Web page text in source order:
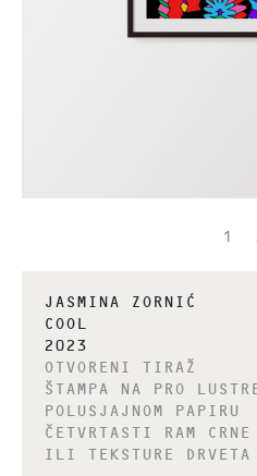
1
JASMINA ZORNIĆ
COOL
2023
OTVORENI TIRAŽ
ŠTAMPA NA PRO
POLUSJAJNOM PAPIRU
ČETVRTASTI RAM
ILI TEKSTURE DRVETA